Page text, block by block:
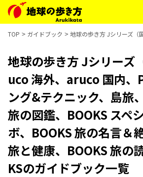
TOP ガイドブック 地球の歩き方 Jシリーズ（
地球の歩き方 Jシリーズ
uco 海外、aruco 国内、
ング&テクニック、島旅
旅の図鑑、BOOKS スペ
ボ、BOOKS 旅の名言＆
旅と健康、BOOKS 旅の
KSのガイドブック一覧